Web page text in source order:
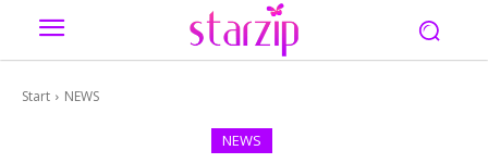
Start NEWS
NEWS